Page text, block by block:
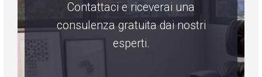
Contattaci e riceverai una
consulenza gratuita dai nostri
esperti.